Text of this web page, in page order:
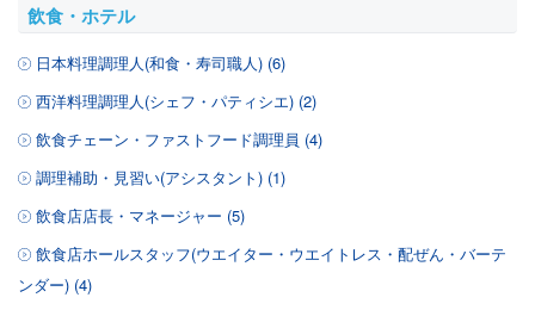
飲食・ホテル
日本料理調理人(和食・寿司職人) (6)
西洋料理調理人(シェフ・パティシエ) (2)
飲食チェーン・ファストフード調理員 (4)
調理補助・見習い(アシスタント) (1)
飲食店店長・マネージャー (5)
飲食店ホールスタッフ(ウエイター・ウエイトレス・配ぜん・バーテ
ンダー) (4)